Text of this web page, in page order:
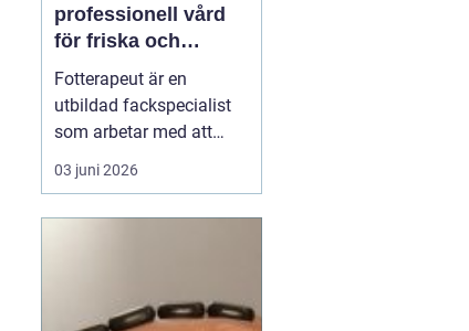
professionell vård
för friska och
starkare fötter
Fotterapeut är en
utbildad fackspecialist
som arbetar med att
förebygga, behandla och
lindra problem i fötter
tid utan att söka hjälp,
03 juni 2026